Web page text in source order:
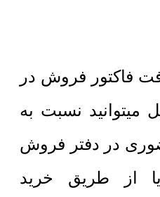
فاکتور فروش در
میتوانید نسبت به
در دفتر فروش
از طریق خرید